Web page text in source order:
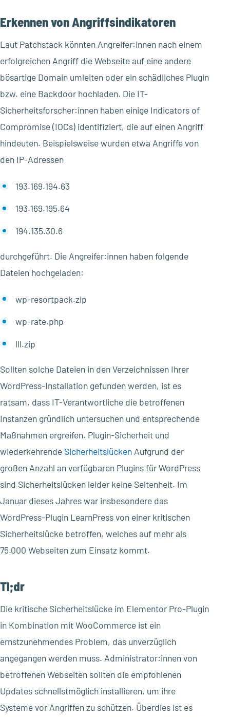
Erkennen von Angriffsindikatoren
Laut Patchstack könnten Angreifer:innen nach einem
erfolgreichen Angriff die Webseite auf eine andere
bösartige Domain umleiten oder ein schädliches Plugin
bzw. eine Backdoor hochladen. Die IT-
Sicherheitsforscher:innen haben einige Indicators of
Compromise (IOCs) identifiziert, die auf einen Angriff
hindeuten. Beispielsweise wurden etwa Angriffe von
den IP-Adressen
193.169.194.63
193.169.195.64
194.135.30.6
durchgeführt. Die Angreifer:innen haben folgende
Dateien hochgeladen:
wp-resortpack.zip
wp-rate.php
lll.zip
Sollten solche Dateien in den Verzeichnissen Ihrer
WordPress-Installation gefunden werden, ist es
ratsam, dass IT-Verantwortliche die betroffenen
Instanzen gründlich untersuchen und entsprechende
Maßnahmen ergreifen. Plugin-Sicherheit und
wiederkehrende Sicherheitslücken Aufgrund der
großen Anzahl an verfügbaren Plugins für WordPress
sind Sicherheitslücken leider keine Seltenheit. Im
Januar dieses Jahres war insbesondere das
WordPress-Plugin LearnPress von einer kritischen
Sicherheitslücke betroffen, welches auf mehr als
75.000 Webseiten zum Einsatz kommt.
Tl;dr
Die kritische Sicherheitslücke im Elementor Pro-Plugin
in Kombination mit WooCommerce ist ein
ernstzunehmendes Problem, das unverzüglich
angegangen werden muss. Administrator:innen von
betroffenen Webseiten sollten die empfohlenen
Updates schnellstmöglich installieren, um ihre
Systeme vor Angriffen zu schützen. Überdies ist es